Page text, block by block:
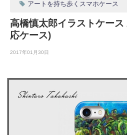
アートを持ち歩くスマホケース
高橋慎太郎イラストケー
応ケース)
2017年01月30日